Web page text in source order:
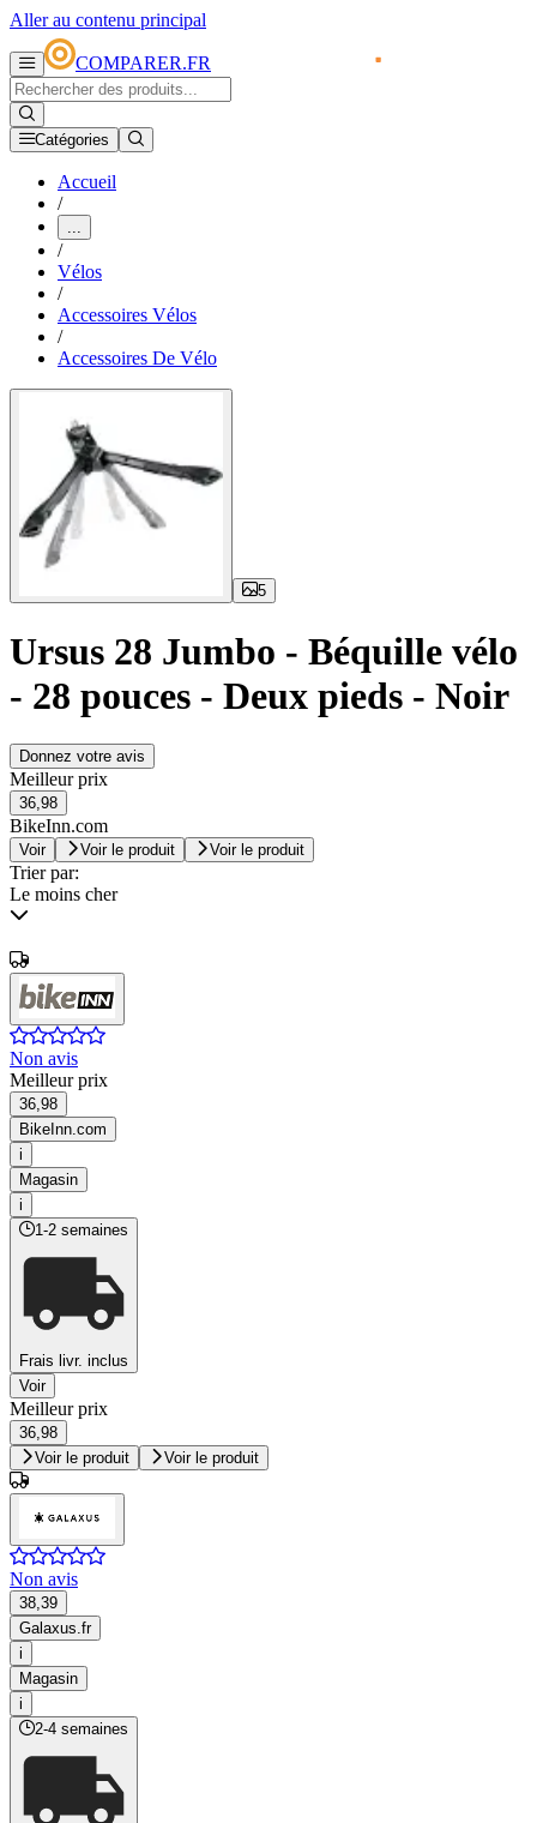
Aller au contenu principal
COMPARER.FR
Catégories
Accueil
/
...
/
Vélos
/
Accessoires Vélos
/
Accessoires De Vélo
5
Ursus 28 Jumbo - Béquille vélo
- 28 pouces - Deux pieds - Noir
Donnez votre avis
Meilleur prix
36,98
BikeInn.com
Voir Voir le produit Voir le produit
Trier par:
Le moins cher
Non avis
Meilleur prix
36,98
BikeInn.com
i
Magasin
i
1-2 semaines
Frais livr. inclus
Voir
Meilleur prix
36,98
Voir le produit
Voir le produit
Non avis
38,39
Galaxus.fr
i
Magasin
i
2-4 semaines